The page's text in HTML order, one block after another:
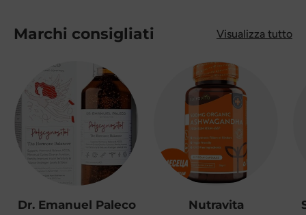
Marchi consigliati Visualizza tutto
Dr. Emanuel Paleco Nutravita